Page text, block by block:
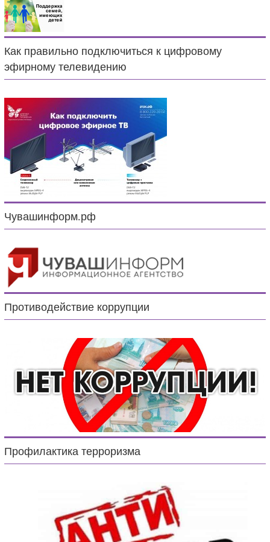
Как правильно подключиться к цифровому
эфирному телевидению
Чувашинформ.рф
Противодействие коррупции
Профилактика терроризма